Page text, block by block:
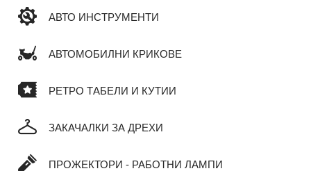
АВТО ИНСТРУМЕНТИ
АВТОМОБИЛНИ КРИКОВЕ
РЕТРО ТАБЕЛИ И КУТИИ
ЗАКАЧАЛКИ ЗА ДРЕХИ
ПРОЖЕКТОРИ - РАБОТНИ ЛАМПИ